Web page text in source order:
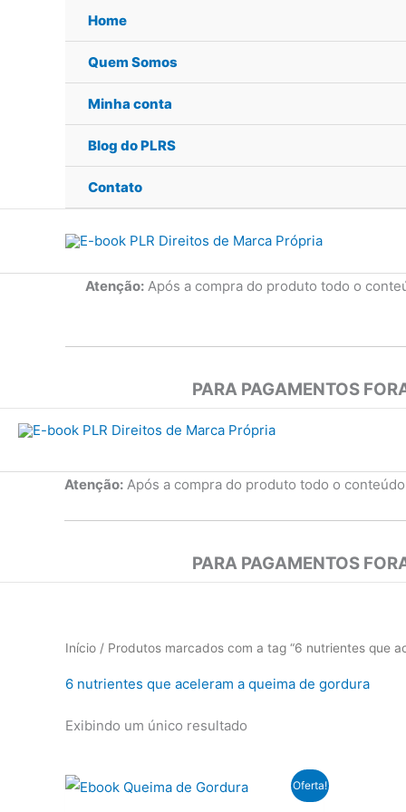
Home
Quem Somos
Minha conta
Blog do PLRS
Contato
Atenção:Após a compra do produto todo o
PARA PAGAMENTOS
Atenção: Após a compra do produto todo o
PARA PAGAMENTOS
Início / Produtos marcados com a tag “6 nutrientes que
6 nutrientes que aceleram a queima de gordura
Exibindo um único resultado
Oferta!